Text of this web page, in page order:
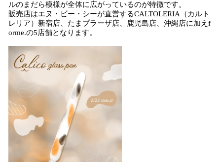
ルのまだら模様が全体に広がっているのが特徴です。
販売店はエヌ・ビー・シーが直営するCALTOLERIA（カルト
レリア）新宿店、たまプラーザ店、鹿児島店、沖縄店に加えf
orme.の5店舗となります。